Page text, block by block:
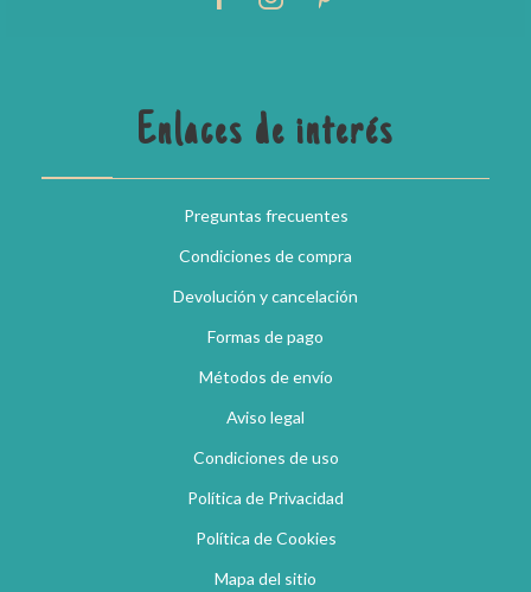
Enlaces de interés
Preguntas frecuentes
Condiciones de compra
Devolución y cancelación
Formas de pago
Métodos de envío
Aviso legal
Condiciones de uso
Política de Privacidad
Política de Cookies
Mapa del sitio